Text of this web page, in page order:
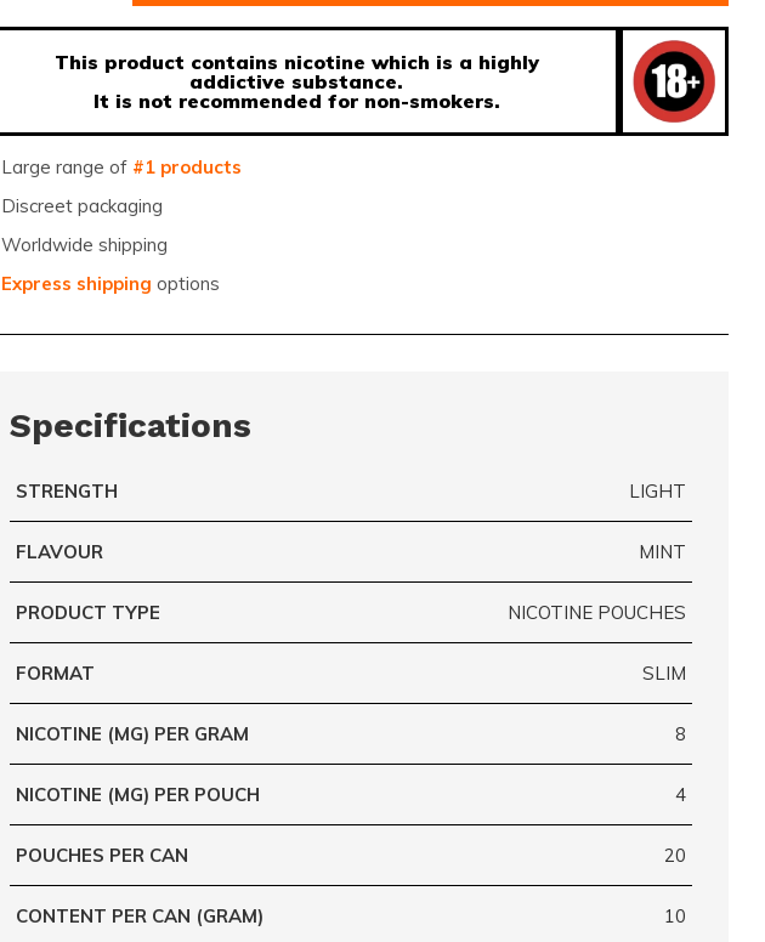
This product contains nicotine which is a highly
addictive substance.
It is not recommended for non-smokers.
Large range of #1 products
Discreet packaging
Worldwide shipping
Express shipping options
Specifications
STRENGTH LIGHT
FLAVOUR MINT
PRODUCT TYPE NICOTINE POUCHES
FORMAT SLIM
NICOTINE (MG) PER GRAM 8
NICOTINE (MG) PER POUCH 4
POUCHES PER CAN 20
CONTENT PER CAN (GRAM) 10